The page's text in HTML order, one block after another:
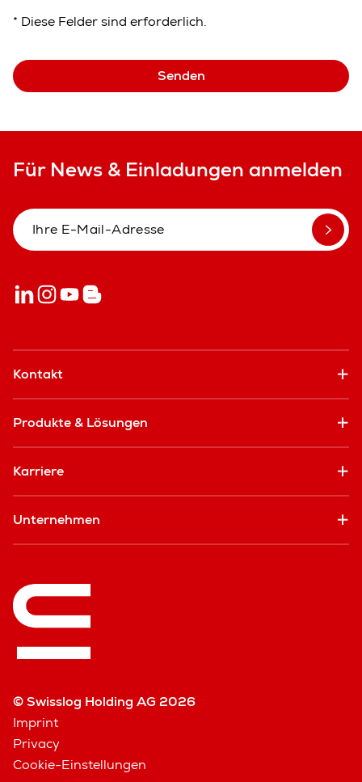
* Diese Felder sind erforderlich.
Senden
Für News & Einladungen anmelden
Kontakt
Produkte & Lösungen
Karriere
Unternehmen
© Swisslog Holding AG 2026
Imprint
Privacy
Cookie-Einstellungen